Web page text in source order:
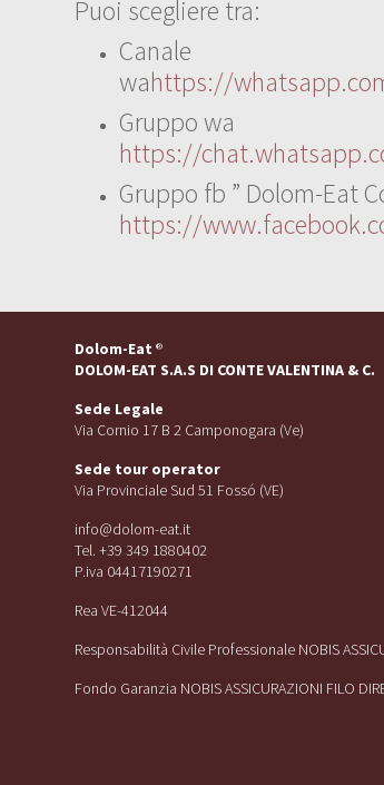
Puoi scegliere tra:
Canale
wahttps://
Gruppo wa
https://
Gruppo fb ” Dolom-Eat
https://
Dolom-Eat ®
DOLOM-EAT S.A.S DI CONTE VALENTINA & C.
Sede Legale
Via Cornio 17 B 2 Camponogara (Ve)
Sede tour operator
Via Provinciale Sud 51 Fossó (VE)
info@dolom-eat.it
Tel. +39 349 1880402
P.iva 04417190271
Rea VE-412044
Responsabilità Civile Professionale NOBIS
Fondo Garanzia NOBIS ASSICURAZIONI FILO